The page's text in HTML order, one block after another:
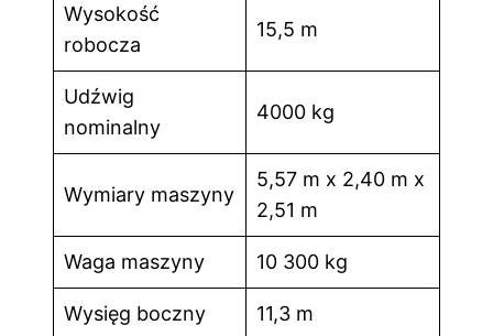
Wysokość
robocza
15,5 m
Udźwig
nominalny
4000 kg
Wymiary maszyny
5,57 m x 2,40 m x
2,51 m
Waga maszyny 10 300 kg
Wysięg boczny 11,3 m